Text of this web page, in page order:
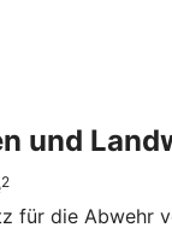
und
2
für die Abwehr